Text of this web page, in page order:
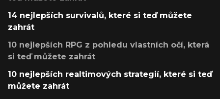
14 nejlepších survivalů, které si teď můžete
zahrát
10 nejlepších RPG z pohledu vlastních očí, která
si teď můžete zahrát
10 nejlepších realtimových strategií, které si teď
můžete zahrát